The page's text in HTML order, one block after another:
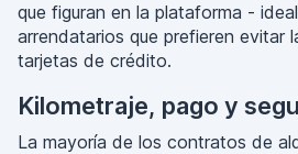
que figuran en la plataforma -
arrendatarios que prefieren evitar
tarjetas de crédito.
Kilometraje, pago y
La mayoría de los contratos de